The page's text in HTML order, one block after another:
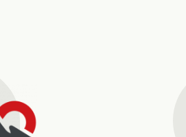
ABF 15000